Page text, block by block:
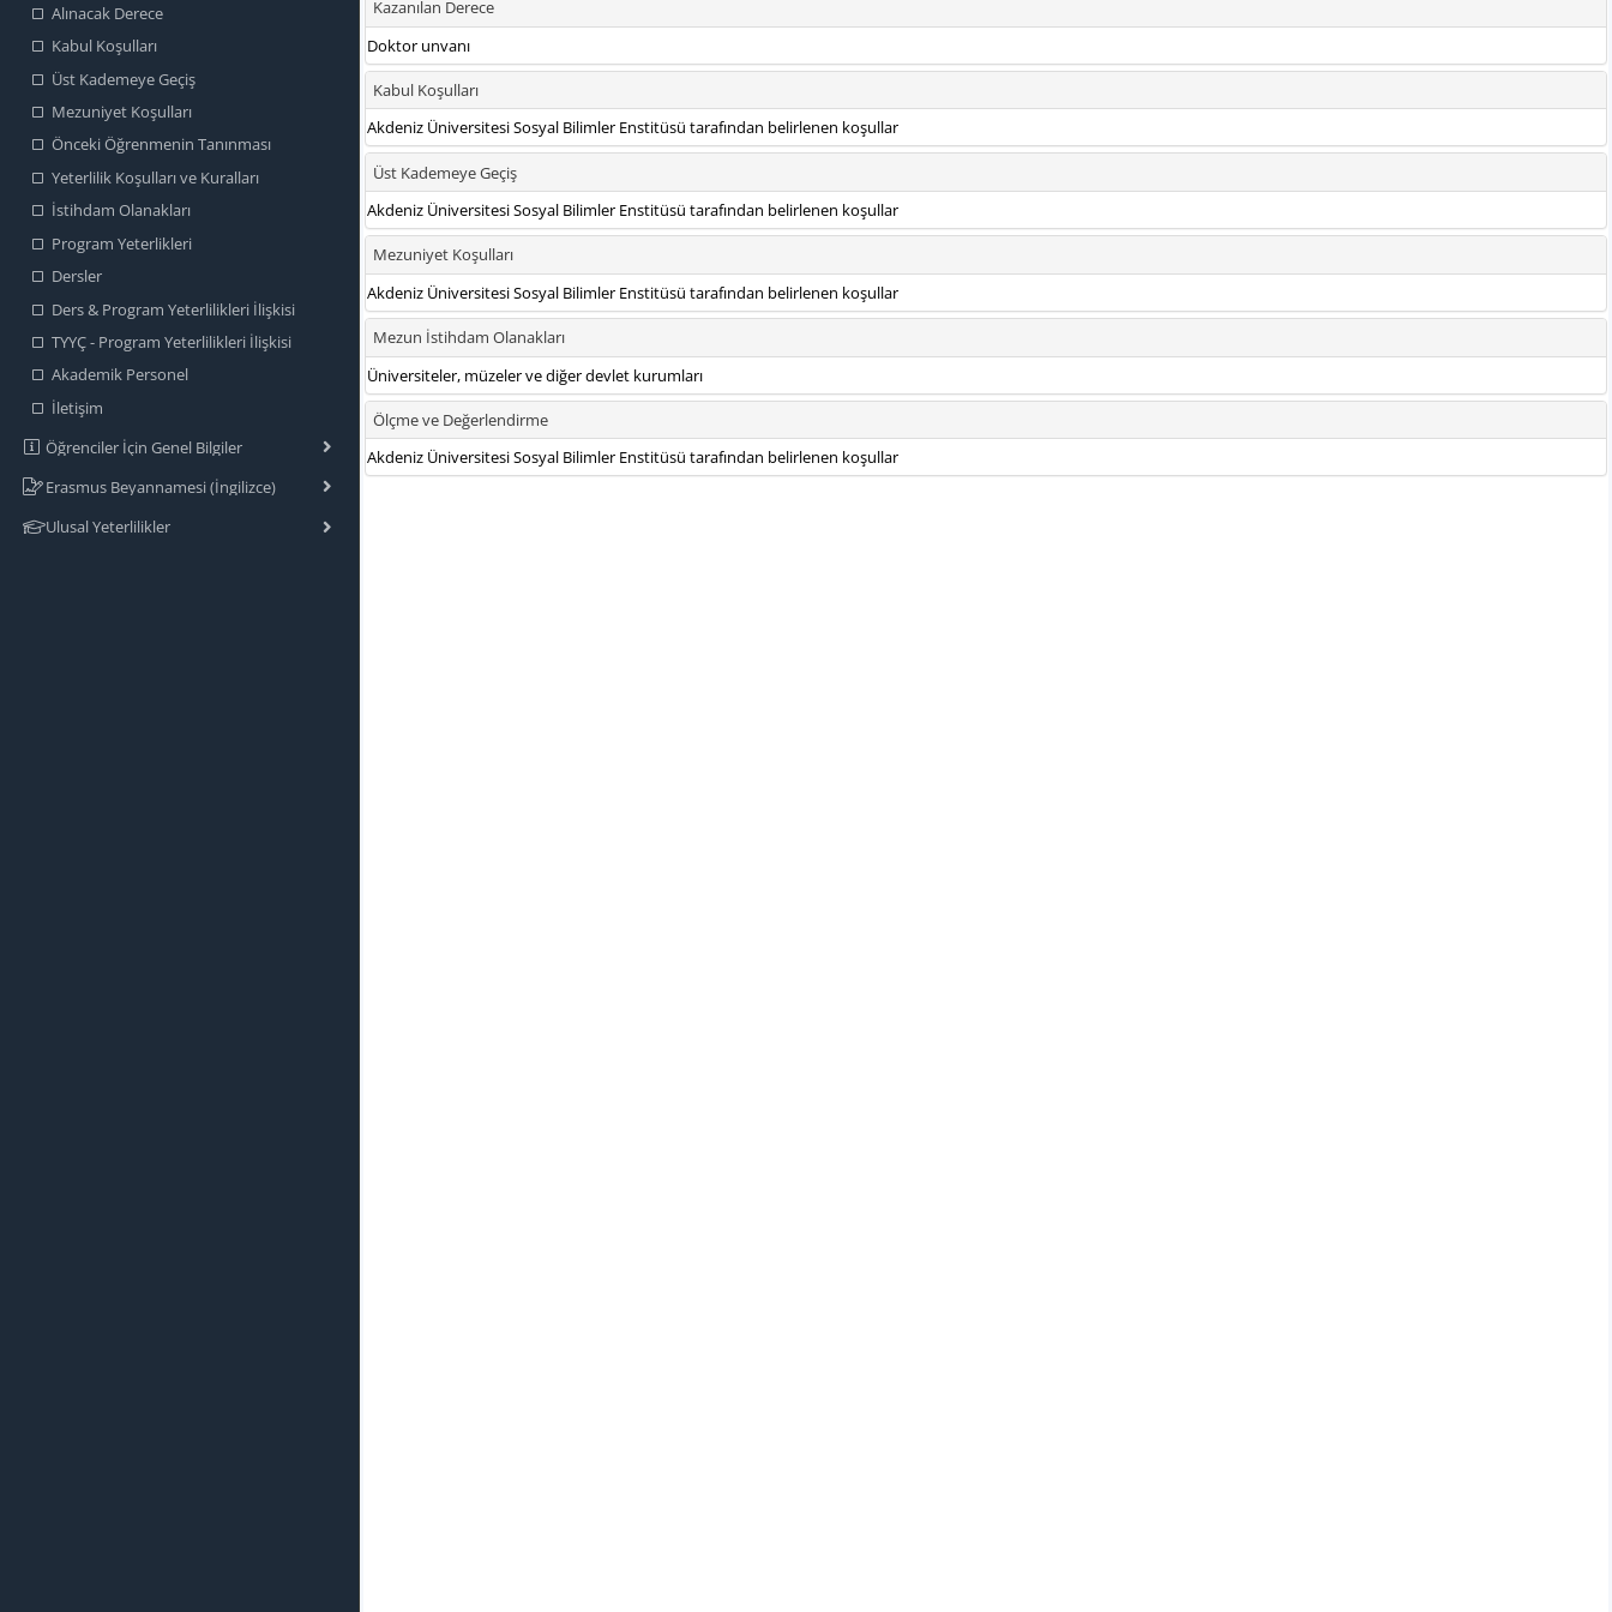
Alınacak Derece
Kabul Koşulları
Üst Kademeye Geçiş
Mezuniyet Koşulları
Önceki Öğrenmenin Tanınması
Yeterlilik Koşulları ve Kuralları
İstihdam Olanakları
Program Yeterlikleri
Dersler
Ders & Program Yeterlilikleri İlişkisi
TYYÇ - Program Yeterlilikleri İlişkisi
Akademik Personel
İletişim
Öğrenciler İçin Genel Bilgiler
Erasmus Beyannamesi (İngilizce)
Ulusal Yeterlilikler